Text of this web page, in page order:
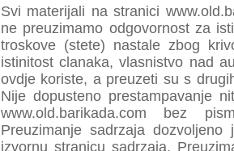
Svi materijali na stranici
preuzimamo odgovornost za
troskove (stete) nastale zbog
istinitost clanaka, vlasnistvo nad
ovdje koriste, a preuzeti su s
Nije dopusteno prestampavanje
www.old.barikada.com bez
Preuzimanje sadrzaja
izvornu stranicu sadrzaja.